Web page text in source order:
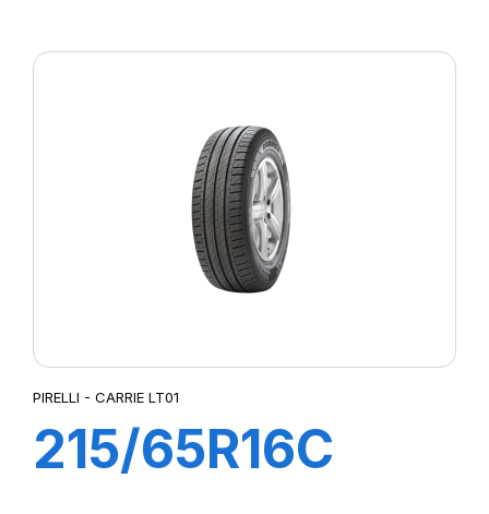
PIRELLI - CARRIE LT01
215/65R16C